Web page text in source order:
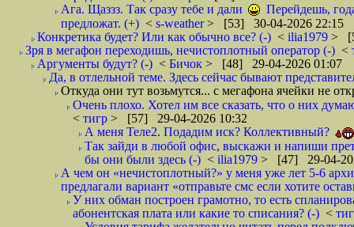
Ага. Щаззз. Так сразу тебе и дали
Перейдешь,
предложат. (+) < s-weather> [53] 30-04-2026 22:15
Конкретика будет? Или как обычно все? (-) < ilia1979 >
Зря в мегафон переходишь, нечистоплотный оператор (-) <
Аргументы будут? (-) < Бичок > [48] 29-04-2026 01:07
Да, в отлельной теме. Здесь сейчас бывают
Откуда они тут возьмутся... с мегафона ячейки не
Очень плохо. Хотел им все сказать, что о них
< тигр > [57] 29-04-2026 10:32
А меня Теле2. Подадим иск? Коллективный?
Так зайди в любой офис, выскажи и напиши
бы они были здесь (-) < ilia1979 > [47] 29-04-
А чем он «нечистоплотный?» у меня уже лет 5-6
предлагали вариант «отправьте смс если хотите
У них обман построен грамотно, то есть
абонентская плата или какие то списания? (-) <